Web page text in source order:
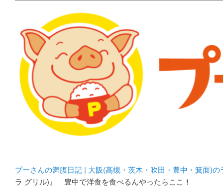
プーさんの満腹日記 |
豊中・箕面)のランチ＆
化してます。
プーさんの満腹日記 | 大阪(高槻・茨木・吹田・豊中・箕面)
ラ グリル)』 豊中で洋食を食べるんやったらここ！